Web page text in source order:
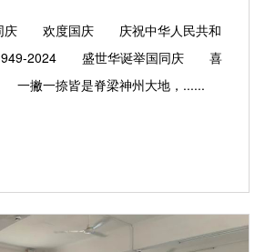
庆 欢度国庆 庆祝中华人民共和
2024 盛世华诞举国同庆 喜
撇一捺皆是脊梁神州大地，......